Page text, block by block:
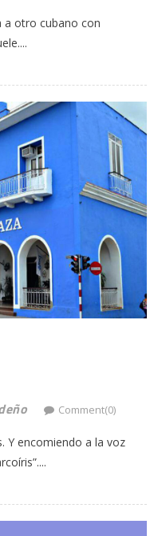
a otro cubano con
Comment(0)
Y encomiendo a la voz